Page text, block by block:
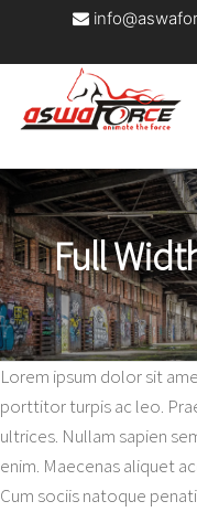
Full
Lorem ipsum dolor sit
porttitor turpis ac leo.
ultrices. Nullam sapien
enim. Maecenas aliquet
Cum sociis natoque